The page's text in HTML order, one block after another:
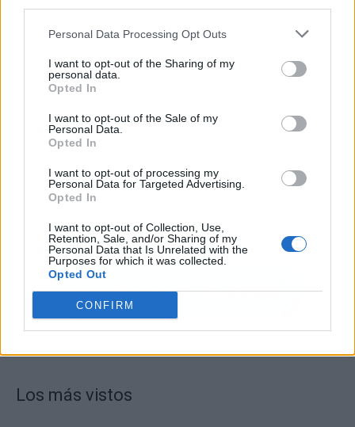
Personal Data Processing Opt Outs
I want to opt-out of the Sharing of my
personal data.
Opted In
I want to opt-out of the Sale of my
Personal Data.
Opted In
I want to opt-out of processing my
Personal Data for Targeted Advertising.
Opted In
I want to opt-out of Collection, Use,
Retention, Sale, and/or Sharing of my
Personal Data that Is Unrelated with the
Purposes for which it was collected.
Opted Out
CONFIRM
Publicidad
Los más vistos